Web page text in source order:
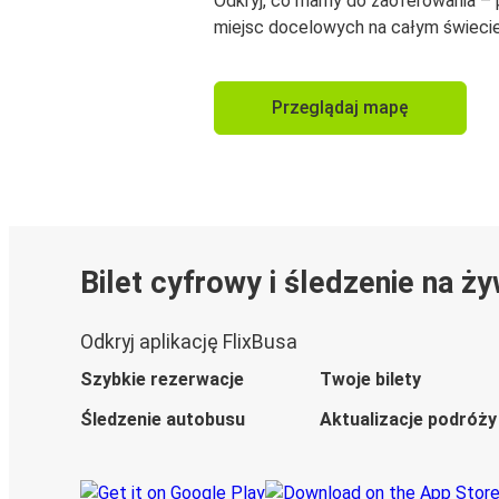
miejsc docelowych na całym
Przeglądaj mapę
Bilet cyfrowy i śledzenie na
Odkryj aplikację FlixBusa
Szybkie rezerwacje
Twoje bilety
Śledzenie autobusu
Aktualizacje podróży